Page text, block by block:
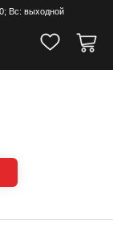
Вс: выходной